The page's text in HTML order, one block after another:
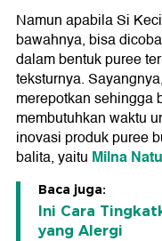
Namun apabila Si
bawahnya, bisa
dalam bentuk puree
teksturnya.
merepotkan sehingga
membutuhkan waktu
inovasi produk puree
balita, yaitu Milna
Baca juga:
Ini Cara
yang Alergi